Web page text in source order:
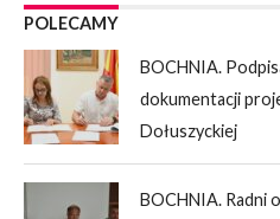
POLECAMY
BOCHNIA.
dokumentacji
Dołuszyckiej
BOCHNIA. Radni